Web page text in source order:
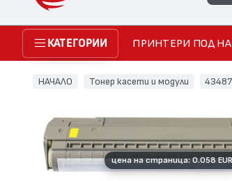
КАТЕГОРИИ ПРИНТЕРИ ПОД
НАЧАЛО Тонер касети и модули
цена на страница: 0.058 EUR